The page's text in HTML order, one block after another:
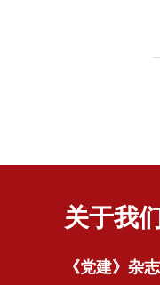
关于我们
《党建》杂